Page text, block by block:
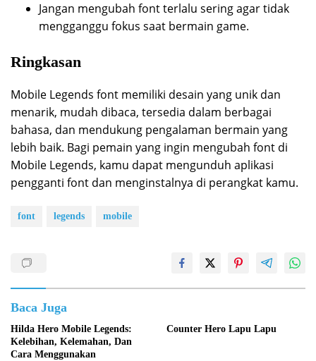
Jangan mengubah font terlalu sering agar tidak
mengganggu fokus saat bermain game.
Ringkasan
Mobile Legends font memiliki desain yang unik dan
menarik, mudah dibaca, tersedia dalam berbagai
bahasa, dan mendukung pengalaman bermain yang
lebih baik. Bagi pemain yang ingin mengubah font di
Mobile Legends, kamu dapat mengunduh aplikasi
pengganti font dan menginstalnya di perangkat kamu.
font legends mobile
Baca Juga
Hilda Hero Mobile Legends:
Kelebihan, Kelemahan, Dan
Cara Menggunakan
Counter Hero Lapu Lapu